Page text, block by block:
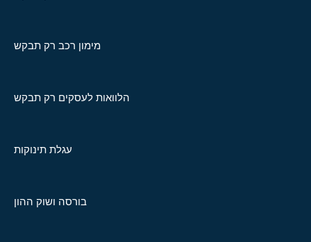
מימון רכב רק תבקש
הלוואות לעסקים רק תבקש
עגלת תינוקות
בורסה ושוק ההון